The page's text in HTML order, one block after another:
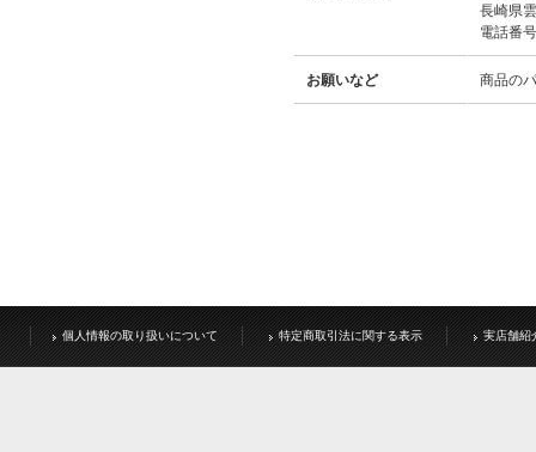
長崎県
電話番
お願いなど 商品の
個人情報の取り扱いについて 特定商取引法に関する表示 実店舗紹